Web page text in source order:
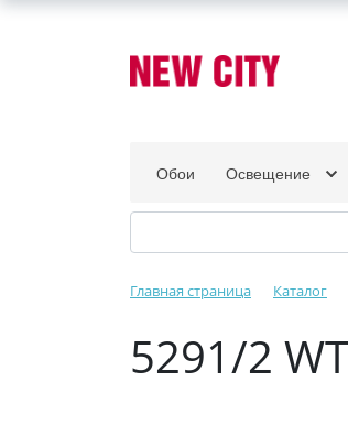
Обои Освещение
Главная страница Каталог
5291/2